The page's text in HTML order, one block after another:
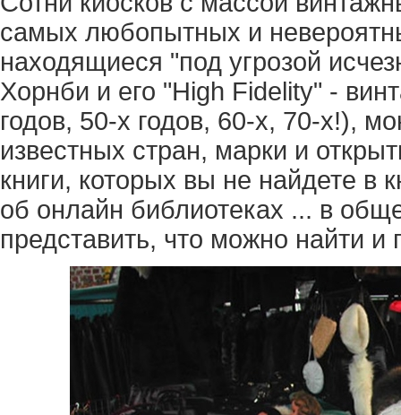
самых любопытных и
находящиеся "под угрозой
Хорнби и его "High Fidelity" -
годов, 50-х годов, 60-х, 70-х!),
известных стран, марки и
книги, которых вы не найдете в
об онлайн библиотеках ... в
представить, что можно найти